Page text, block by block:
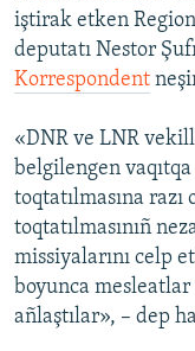
Русский
Українською
QOŞULIÑIZ!
RFE/RS bütün
iştirak etken
deputatı Nestor
Korrespondent
«DNR ve LNR
belgilengen
toqtatılmasına
toqtatılmasınıñ
missiyalarını celp
boyunca mesleatlar
añlaştılar», – dep